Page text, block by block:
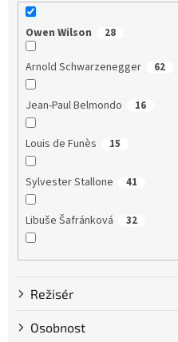
Owen Wilson 28
Arnold Schwarzenegger 62
Jean-Paul Belmondo 16
Louis de Funès 15
Sylvester Stallone 41
Libuše Šafránková 32
Dustin Hoffman 58
Clint Eastwood
Bruce Willis
Režisér
Osobnost